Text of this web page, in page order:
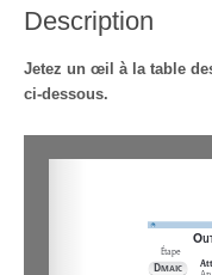
Description
Jetez un œil à la table
ci-dessous.